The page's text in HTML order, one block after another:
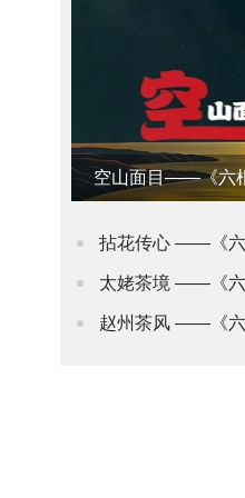
空山面目——《六
拈花传心 ——《六根空
太姥茶境 ——《六根空
赵州茶风 ——《六根空